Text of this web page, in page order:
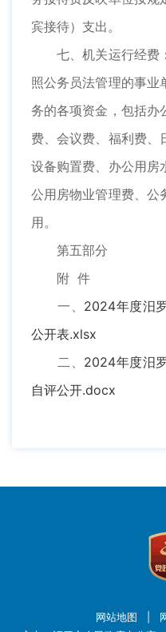
宾接待）支出。
七、机关运行经费
照公务员法管理的事业
务的各项资金，包括办
费、会议费、福利费、
设备购置费、办公用房
公用房物业管理费、公
用。
第五部分
附 件
一、 2024年度汨
公开表.xlsx
二、 2024年度汨
自评公开.docx
网站地图